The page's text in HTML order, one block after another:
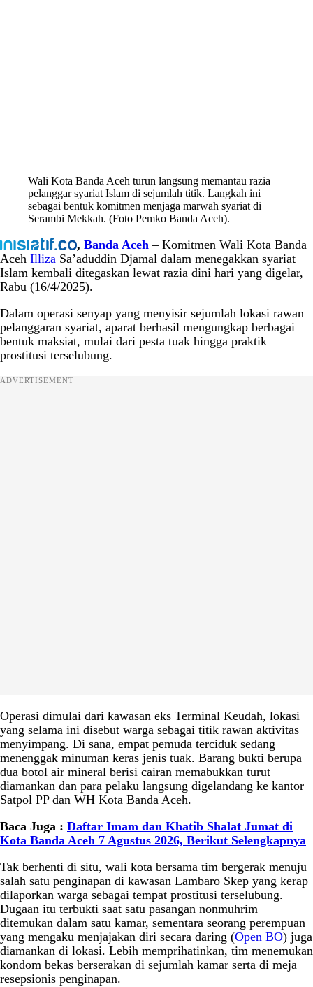
Wali Kota Banda Aceh turun langsung memantau razia
pelanggar syariat Islam di sejumlah titik. Langkah ini
sebagai bentuk komitmen menjaga marwah syariat di
Serambi Mekkah. (Foto Pemko Banda Aceh).
, Banda Aceh – Komitmen Wali Kota Banda
Aceh Illiza Sa’aduddin Djamal dalam menegakkan syariat
Islam kembali ditegaskan lewat razia dini hari yang digelar,
Rabu (16/4/2025).
Dalam operasi senyap yang menyisir sejumlah lokasi rawan
pelanggaran syariat, aparat berhasil mengungkap berbagai
bentuk maksiat, mulai dari pesta tuak hingga praktik
prostitusi terselubung.
ADVERTISEMENT
Operasi dimulai dari kawasan eks Terminal Keudah, lokasi
yang selama ini disebut warga sebagai titik rawan aktivitas
menyimpang. Di sana, empat pemuda terciduk sedang
menenggak minuman keras jenis tuak. Barang bukti berupa
dua botol air mineral berisi cairan memabukkan turut
diamankan dan para pelaku langsung digelandang ke kantor
Satpol PP dan WH Kota Banda Aceh.
Baca Juga : Daftar Imam dan Khatib Shalat Jumat di
Kota Banda Aceh 7 Agustus 2026, Berikut Selengkapnya
Tak berhenti di situ, wali kota bersama tim bergerak menuju
salah satu penginapan di kawasan Lambaro Skep yang kerap
dilaporkan warga sebagai tempat prostitusi terselubung.
Dugaan itu terbukti saat satu pasangan nonmuhrim
ditemukan dalam satu kamar, sementara seorang perempuan
yang mengaku menjajakan diri secara daring (Open BO) juga
diamankan di lokasi. Lebih memprihatinkan, tim menemukan
kondom bekas berserakan di sejumlah kamar serta di meja
resepsionis penginapan.